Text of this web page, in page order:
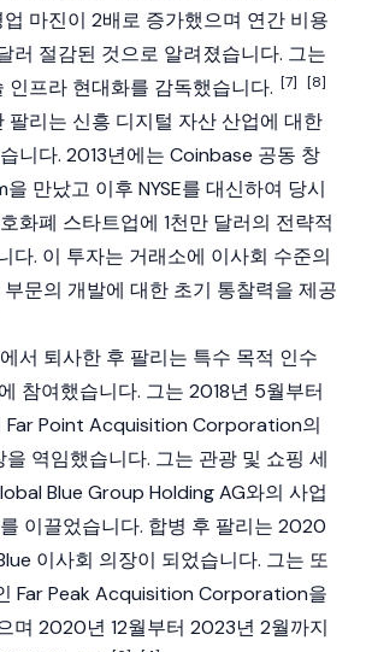
마진이 2배로 증가했으며 연간 비용
러 절감된 것으로 알려졌습니다. 그는
인프라 현대화를 감독했습니다. [7] [8]
팔리는 신흥 디지털 자산 산업에 대한
니다. 2013년에는 Coinbase 공동 창
을 만났고 이후 NYSE를 대신하여 당시
화폐 스타트업에 1천만 달러의 전략적
다. 이 투자는 거래소에 이사회 수준의
문의 개발에 대한 초기 통찰력을 제공
서 퇴사한 후 팔리는 특수 목적 인수
참여했습니다. 그는 2018년 5월부터
Far Point Acquisition Corporation의
을 역임했습니다. 그는 관광 및 쇼핑 세
Blue Group Holding AG와의 사업
이끌었습니다. 합병 후 팔리는 2020
이사회 의장이 되었습니다. 그는 또
Far Peak Acquisition Corporation을
며 2020년 12월부터 2023년 2월까지